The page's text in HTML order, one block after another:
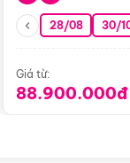
28/08 30/
Giá từ:
88.900.000đ